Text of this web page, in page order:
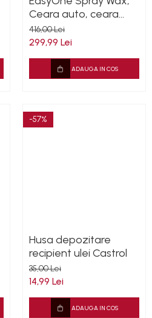
Ceara auto, ceara
sintetica, Cleantech,
5L
416,00 Lei
299,99 Lei
ADAUGA IN COS
-57%
Husa depozitare
recipient ulei Castrol
35,00 Lei
14,99 Lei
ADAUGA IN COS